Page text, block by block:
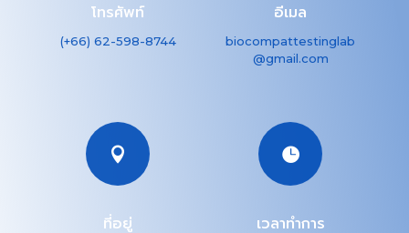
โทรศัพท์
(+66) 62-598-8744
อีเมล
biocompattestinglab
@gmail.com

ที่อยู่

เวลาทำการ